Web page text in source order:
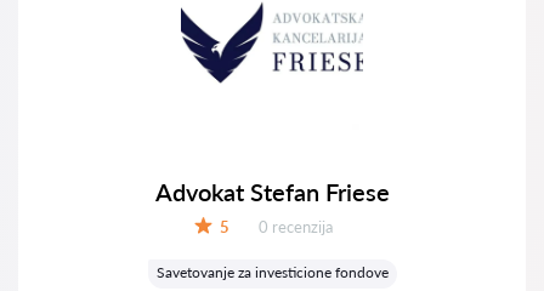
Advokat Stefan Friese
5 Recenzija:
0 recenzija
Savetovanje za investicione fondove